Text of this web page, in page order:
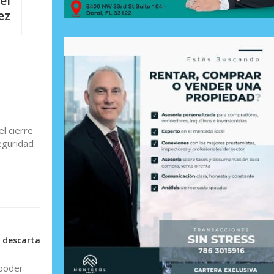
cierre
descarta